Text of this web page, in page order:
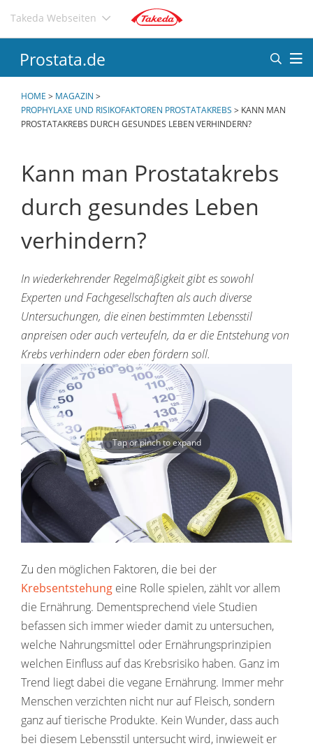
Direkt
Inhalt
Takeda Webseiten
Prostata.de
HOME > MAGAZIN >
PROPHYLAXE UND RISIKOFAKTOREN PROSTATAKREBS > KANN MAN
PROSTATAKREBS DURCH GESUNDES LEBEN VERHINDERN?
Kann man Prostatakrebs
durch gesundes Leben
verhindern?
In wiederkehrender Regelmäßigkeit gibt es sowohl
Experten und Fachgesellschaften als auch diverse
Untersuchungen, die einen bestimmten Lebensstil
anpreisen oder auch verteufeln, da er die Entstehung von
Krebs verhindern oder eben fördern soll.
Tap or pinch to expand
Zu den möglichen Faktoren, die bei der
Krebsentstehung eine Rolle spielen, zählt vor allem
die Ernährung. Dementsprechend viele Studien
befassen sich immer wieder damit zu untersuchen,
welche Nahrungsmittel oder Ernährungsprinzipien
welchen Einfluss auf das Krebsrisiko haben. Ganz im
Trend liegt dabei die vegane Ernährung. Immer mehr
Menschen verzichten nicht nur auf Fleisch, sondern
ganz auf tierische Produkte. Kein Wunder, dass auch
bei diesem Lebensstil untersucht wird, inwieweit er